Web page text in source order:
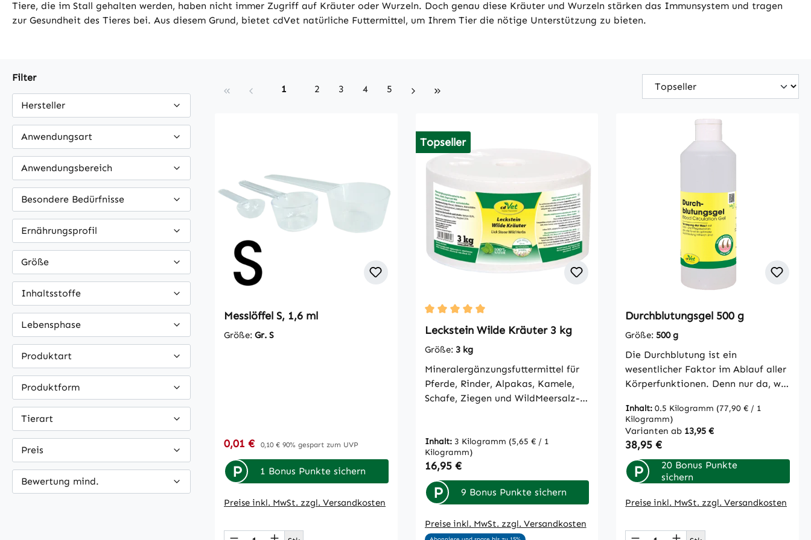
Tiere, die im Stall gehalten werden, haben nicht immer Zugriff auf Kräuter oder Wurzeln. Doch genau diese Kräuter und Wurzeln stärken das Immunsystem und tragen
zur Gesundheit des Tieres bei. Aus diesem Grund, bietet cdVet natürliche Futtermittel, um Ihrem Tier die nötige Unterstützung zu bieten.
Filter
Hersteller
Anwendungsart
Anwendungsbereich
Besondere Bedürfnisse
Ernährungsprofil
Größe
Inhaltsstoffe
Lebensphase
Produktart
Produktform
Tierart
Preis
Bewertung mind.
Seite
1 Seite
2 Seite
3 Seite
4 Seite
5
Messlöffel S, 1,6 ml
Größe: Gr. S
Verkaufspreis:
0,01 € Regulärer Preis:
0,10 € 90% gespart zum UVP
P 1 Bonus Punkte sichern
Preise inkl. MwSt. zzgl. Versandkosten
Topseller
Durchschnittliche Bewertung von 5 von 5 Sternen
Leckstein Wilde Kräuter 3 kg
Größe: 3 kg
Mineralergänzungsfuttermittel für
Pferde, Rinder, Alpakas, Kamele,
Schafe, Ziegen und WildMeersalz-
Aufnahme von Bitter- und
Gerbstoffen wird in der
Tierernährung oftmals stark
unterschätzt. Wildlebende
Artgenossen nehmen diese
(Darmmicrobiom) und damit ihr
Inhalt: 3 Kilogramm (5,65 € / 1
Kilogramm)
Regulärer Preis:
16,95 €
P 9 Bonus Punkte sichern
Preise inkl. MwSt. zzgl. Versandkosten
Durchblutungsgel 500 g
Größe: 500 g
Die Durchblutung ist ein
wesentlicher Faktor im Ablauf aller
Körperfunktionen. Denn nur da, wo
selbst Heilungsprozesse einleiten.
Durchblutungsgel versorgt die Haut
mit Nähr- und Pflegesubstanzen
Durchblutung, ohne die Haut
spröde zu machen.
Durchblutungsgel ist besonders
wohltuend. Es zieht schnell in die
Inhalt:0.5 Kilogramm (77,90 € / 1
Kilogramm)
Varianten ab 13,95 €
Regulärer Preis:
38,95 €
P
20 Bonus Punkte
sichern
Preise inkl. MwSt. zzgl. Versandkosten